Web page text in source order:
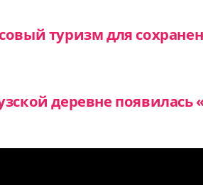
туризм для
деревне